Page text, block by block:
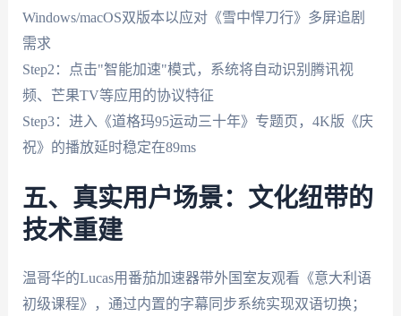
Windows/macOS双版本以应对《雪中悍刀行》多屏追剧
需求
Step2：点击"智能加速"模式，系统将自动识别腾讯视
频、芒果TV等应用的协议特征
Step3：进入《道格玛95运动三十年》专题页，4K版《庆
祝》的播放延时稳定在89ms
五、真实用户场景：文化纽带的
技术重建
温哥华的Lucas用番茄加速器带外国室友观看《意大利语
初级课程》，通过内置的字幕同步系统实现双语切换；